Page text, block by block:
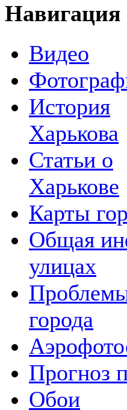
Навигация
Видео
История
Харькова
Статьи о
Харькове
Карты
Общая
улицах
города
Прогноз
Обои